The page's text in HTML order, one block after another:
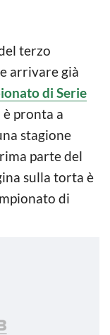
terzo
arrivare già
di Serie
pronta a
stagione
parte del
sulla torta è
di